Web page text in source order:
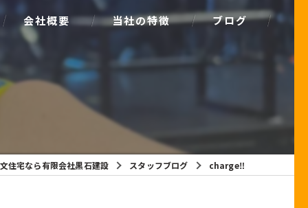
会社概要 当社の特徴
間取り
ライフプランシミュレーション
保証
ブログ
スタッフブログ
SIMPLE NOTE BLOG
住宅なら有限会社黒石建設 スタッフブログ charge‼